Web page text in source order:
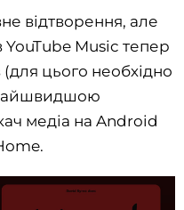
відтворення, але
Music тепер
(для цього необхідно
медіа на Android